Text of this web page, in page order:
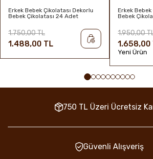
Erkek Bebek Çikolatası Dekorlu
Bebek Çikolatası 24 Adet
1.488,00 TL
1.750,00 TL
Erkek Bebek
Bebek
1.658,00
1.950,00
Yeni Ürün
750 TL Üzeri Ücretsiz
Güvenli Alışveriş